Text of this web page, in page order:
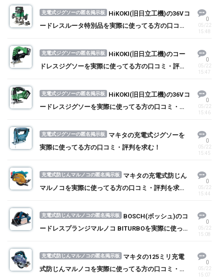
充電式ジグソーの匿名掲示板
HiKOKI(旧日立工機)の36Vコ
ードレスルータ特別品を実際に使ってる方の口コ
0
05/22
15:48
充電式ジグソーの匿名掲示板
HiKOKI(旧日立工機)のコー
ドレスジグソーを実際に使ってる方の口コミ・評判
0
05/22
15:47
充電式ジグソーの匿名掲示板
HiKOKI(旧日立工機)の36Vコ
ードレスジグソーを実際に使ってる方の口コミ・評
0
05/22
15:46
充電式ジグソーの匿名掲示板
マキタの充電式ジグソーを
実際に使ってる方の口コミ・評判を求む！
0
05/22
15:45
充電式防じんマルノコの匿名掲示板
マキタの充電式防じん
マルノコを実際に使ってる方の口コミ・評判を求
0
05/22
15:44
充電式防じんマルノコの匿名掲示板
BOSCH(ボッシュ)のコ
ードレスプランジマルノコ BITURBOを実際に使って
0
05/22
15:08
充電式防じんマルノコの匿名掲示板
マキタの125ミリ充電
式防じんマルノコを実際に使ってる方の口コミ・評
0
05/22
15:07